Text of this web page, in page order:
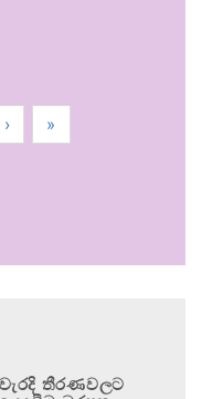
› »
තීරණවලට